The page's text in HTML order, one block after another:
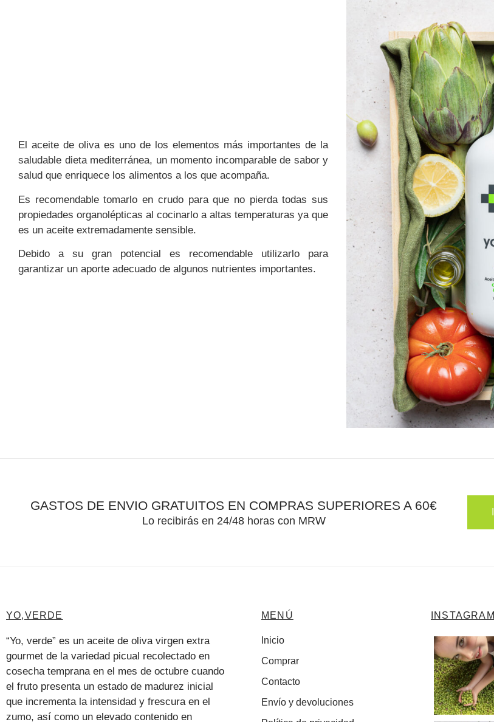
El aceite de oliva es uno de los elementos más importantes de la
saludable dieta mediterránea, un momento incomparable de sabor y
salud que enriquece los alimentos a los que acompaña.
Es recomendable tomarlo en crudo para que no pierda todas sus
propiedades organolépticas al cocinarlo a altas temperaturas ya que
es un aceite extremadamente sensible.
Debido a su gran potencial es recomendable utilizarlo para
garantizar un aporte adecuado de algunos nutrientes importantes.
GASTOS DE ENVIO GRATUITOS EN COMPRAS SUPERIORES A 60€
Lo recibirás en 24/48 horas con MRW
YO,VERDE
“Yo, verde” es un aceite de oliva virgen extra
gourmet de la variedad picual recolectado en
cosecha temprana en el mes de octubre cuando
el fruto presenta un estado de madurez inicial
que incrementa la intensidad y frescura en el
zumo, así como un elevado contenido en
MENÚ
Inicio
Comprar
Contacto
Envío y devoluciones
INSTAGRAM